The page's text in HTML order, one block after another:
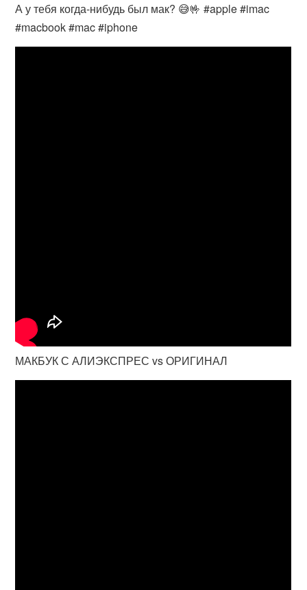
А у тебя когда-нибудь был мак? 😅🤟 #apple #imac
#macbook #mac #iphone
МАКБУК С АЛИЭКСПРЕС vs ОРИГИНАЛ